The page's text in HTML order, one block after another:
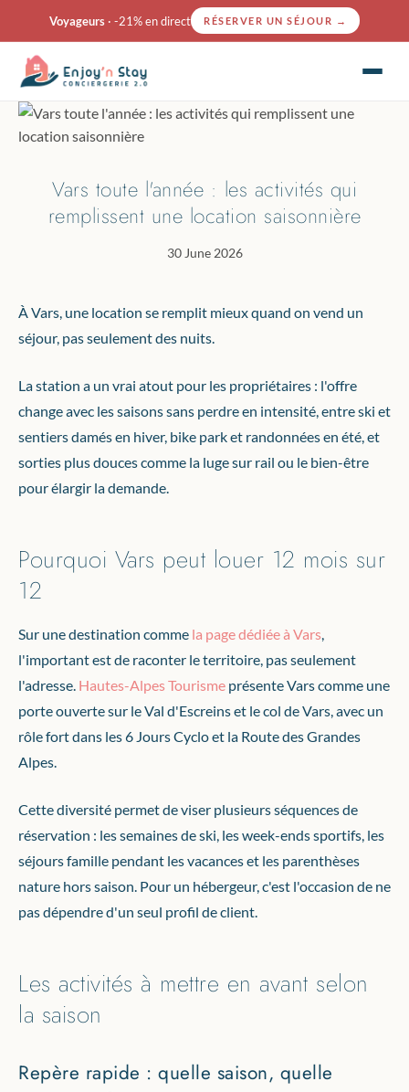
Voyageurs · -21% en direct RÉSERVER UN SÉJOUR →
Vars toute l'année : les activités qui
remplissent une location saisonnière
30 June 2026
À Vars, une location se remplit mieux quand on vend un
séjour, pas seulement des nuits.
La station a un vrai atout pour les propriétaires : l'offre
change avec les saisons sans perdre en intensité, entre ski et
sentiers damés en hiver, bike park et randonnées en été, et
sorties plus douces comme la luge sur rail ou le bien-être
pour élargir la demande.
Pourquoi Vars peut louer 12 mois sur
12
Sur une destination comme la page dédiée à Vars,
l'important est de raconter le territoire, pas seulement
l'adresse. Hautes-Alpes Tourisme présente Vars comme une
porte ouverte sur le Val d'Escreins et le col de Vars, avec un
rôle fort dans les 6 Jours Cyclo et la Route des Grandes
Alpes.
Cette diversité permet de viser plusieurs séquences de
réservation : les semaines de ski, les week-ends sportifs, les
séjours famille pendant les vacances et les parenthèses
nature hors saison. Pour un hébergeur, c'est l'occasion de ne
pas dépendre d'un seul profil de client.
Les activités à mettre en avant selon
la saison
Repère rapide : quelle saison, quelle